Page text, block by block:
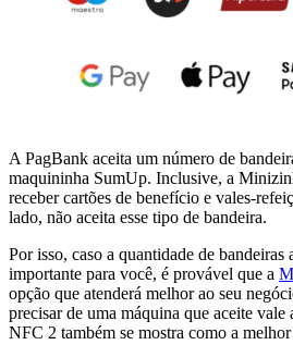
A PagBank aceita um número de
maquininha SumUp. Inclusive, a
receber cartões de benefício e vales-
lado, não aceita esse tipo de bandeira.
Por isso, caso a quantidade de bandeiras
importante para você, é provável que a
opção que atenderá melhor ao seu
precisar de uma máquina que aceite
NFC 2 também se mostra como a